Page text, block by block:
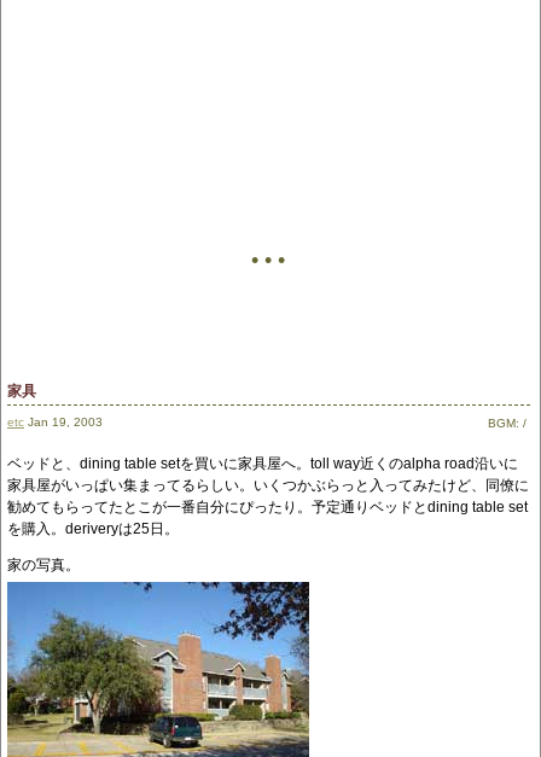
• • •
家具
etc Jan 19, 2003 BGM: /
ベッドと、dining table setを買いに家具屋へ。toll way近くのalpha road沿いに
家具屋がいっぱい集まってるらしい。いくつかぶらっと入ってみたけど、同僚に
勧めてもらってたとこが一番自分にぴったり。予定通りベッドとdining table set
を購入。deriveryは25日。
家の写真。